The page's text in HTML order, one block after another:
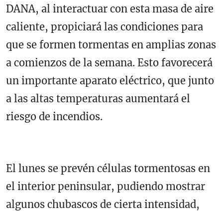
DANA, al interactuar con esta masa de aire
caliente, propiciará las condiciones para
que se formen tormentas en amplias zonas
a comienzos de la semana. Esto favorecerá
un importante aparato eléctrico, que junto
a las altas temperaturas aumentará el
riesgo de incendios.
El lunes se prevén células tormentosas en
el interior peninsular, pudiendo mostrar
algunos chubascos de cierta intensidad,